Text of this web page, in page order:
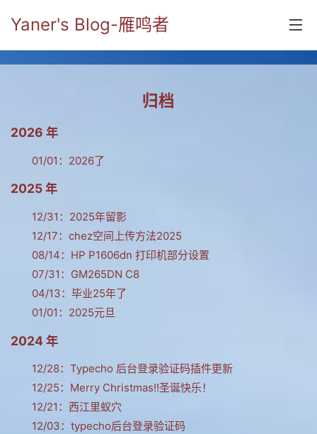
Yaner's Blog-雁鸣者
分类
流行.时代.天下
网络新事物
链接
Nav
归档
归档
2026 年
01/01： 2026了
2025 年
12/31： 2025年留影
12/17： chez空间上传方法2025
08/14： HP P1606dn 打印机部分设置
07/31： GM265DN C8
04/13： 毕业25年了
01/01： 2025元旦
2024 年
12/28： Typecho 后台登录验证码插件更新
12/25： Merry Christmas!!圣诞快乐！
12/21： 西江里蚁穴
12/03： typecho后台登录验证码